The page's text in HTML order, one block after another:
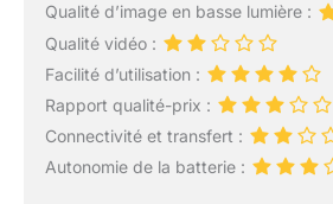
Qualité d’image en basse lumière :
Qualité vidéo :
Facilité d’utilisation :
Rapport qualité-prix :
Connectivité et transfert :
Autonomie de la batterie :